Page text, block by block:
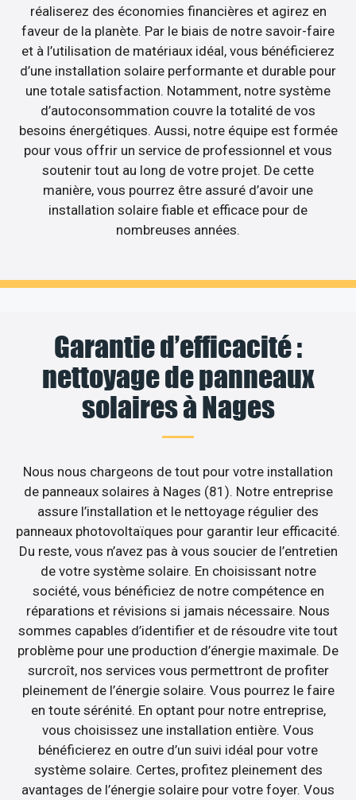
réaliserez des économies financières et agirez en
faveur de la planète. Par le biais de notre savoir-faire
et à l’utilisation de matériaux idéal, vous bénéficierez
d’une installation solaire performante et durable pour
une totale satisfaction. Notamment, notre système
d’autoconsommation couvre la totalité de vos
besoins énergétiques. Aussi, notre équipe est formée
pour vous offrir un service de professionnel et vous
soutenir tout au long de votre projet. De cette
manière, vous pourrez être assuré d’avoir une
installation solaire fiable et efficace pour de
nombreuses années.
Garantie d’efficacité :
nettoyage de panneaux
solaires à Nages
Nous nous chargeons de tout pour votre installation
de panneaux solaires à Nages (81). Notre entreprise
assure l’installation et le nettoyage régulier des
panneaux photovoltaïques pour garantir leur efficacité.
Du reste, vous n’avez pas à vous soucier de l’entretien
de votre système solaire. En choisissant notre
société, vous bénéficiez de notre compétence en
réparations et révisions si jamais nécessaire. Nous
sommes capables d’identifier et de résoudre vite tout
problème pour une production d’énergie maximale. De
surcroît, nos services vous permettront de profiter
pleinement de l’énergie solaire. Vous pourrez le faire
en toute sérénité. En optant pour notre entreprise,
vous choisissez une installation entière. Vous
bénéficierez en outre d’un suivi idéal pour votre
système solaire. Certes, profitez pleinement des
avantages de l’énergie solaire pour votre foyer. Vous